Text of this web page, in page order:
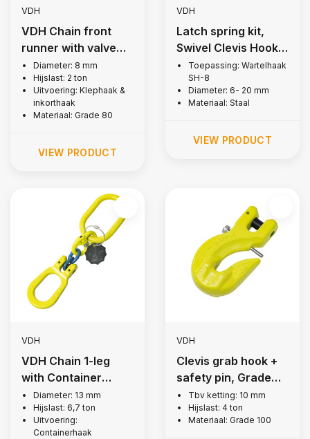
VDH
VDH Chain front
runner with valve
and notch hook, Ø 8
mm
Diameter: 8 mm
Hijslast: 2 ton
Uitvoering: Klephaak &
inkorthaak
Materiaal: Grade 80
VIEW PRODUCT
VDH
Latch spring kit,
Swivel Clevis Hook,
Grade 80
Toepassing: Wartelhaak
SH-8
Diameter: 6- 20 mm
Materiaal: Staal
VIEW PRODUCT
VDH
VDH Chain 1-leg
with Container
hook, Grade 100
Diameter: 13 mm
Hijslast: 6,7 ton
Uitvoering:
Containerhaak
VDH
Clevis grab hook +
safety pin, Grade
100Tbv ketting: 10 mm
Hijslast: 4 ton
Materiaal: Grade 100